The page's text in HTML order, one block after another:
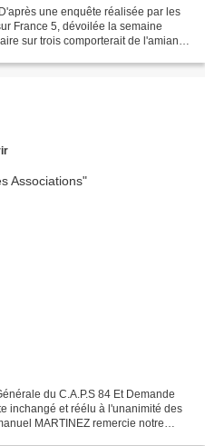
une enquête réalisée par les
France 5, dévoilée la semaine
sur trois comporterait de l'amiante.
du C.A.P.S 84 Et Demande
inchangé et réélu à l'unanimité des
MARTINEZ remercie notre